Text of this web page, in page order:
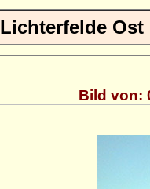
Lichterfelde Ost
Bild von: